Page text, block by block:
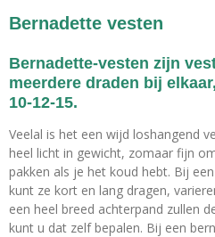
Bernadette vesten
Bernadette-vesten zijn
meerdere draden bij
10-12-15.
Veelal is het een wijd loshangend
heel licht in gewicht, zomaar fijn
pakken als je het koud hebt. Bij
kunt ze kort en lang dragen,
een heel breed achterpand zullen
kunt u dat zelf bepalen. Bij een